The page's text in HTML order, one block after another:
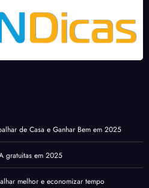
com
Dicas
de Casa e Ganhar Bem em 2025
gratuitas em 2025
melhor e economizar tempo